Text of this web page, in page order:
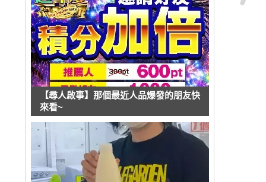
【尋人啟事】那個最近人品爆發的朋友快
來看~